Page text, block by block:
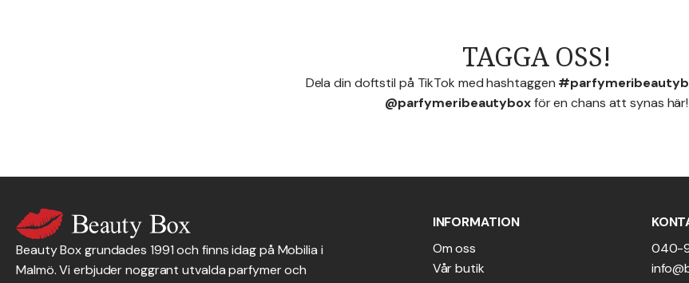
TAGGA OSS!
Dela din doftstil på TikTok med hashtaggen
@parfymeribeautyboxför en chans att synas här!
Beauty Box grundades 1991 och finns idag på Mobilia i
Malmö. Vi erbjuder noggrant utvalda parfymer och
INFORMATION
Om oss
Vår butik
040-